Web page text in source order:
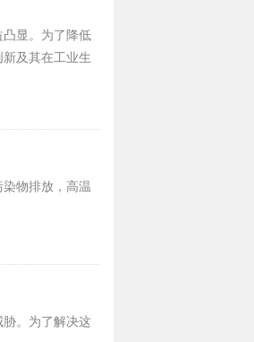
显。为了降低
及其在工业生
物排放，高温
。为了解决这